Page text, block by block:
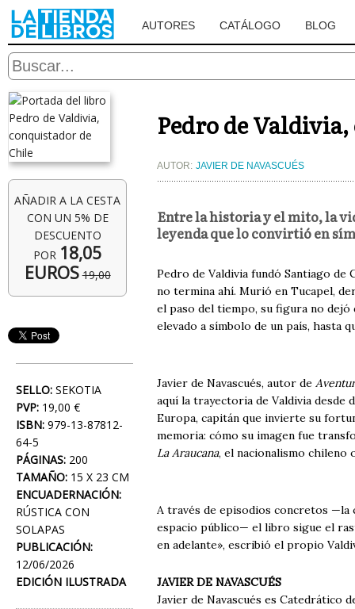
AUTORES CATÁLOGO BLOG
AÑADIR A LA CESTA
CON UN 5% DE
DESCUENTO
POR 18,05
EUROS 19,00
SELLO: SEKOTIA
PVP: 19,00 €
ISBN: 979-13-87812-
64-5
PÁGINAS: 200
TAMAÑO: 15 X 23 CM
ENCUADERNACIÓN:
RÚSTICA CON
SOLAPAS
PUBLICACIÓN:
12/06/2026
EDICIÓN ILUSTRADA
Pedro de
AUTOR: JAVIER DE NAVASCUÉS
Entre la historia y el mito, la
leyenda que lo convirtió en
Pedro de Valdivia fundó Santiago
no termina ahí. Murió en Tucapel,
el paso del tiempo, su figura no dejó
elevado a símbolo de un país, hasta
Javier de Navascués, autor de
aquí la trayectoria de Valdivia desde
Europa, capitán que invierte su
memoria: cómo su imagen fue
La Araucana, el nacionalismo chileno
A través de episodios concretos —la
espacio público— el libro sigue el
en adelante», escribió el propio
JAVIER DE NAVASCUÉS
Javier de Navascués es Catedrático